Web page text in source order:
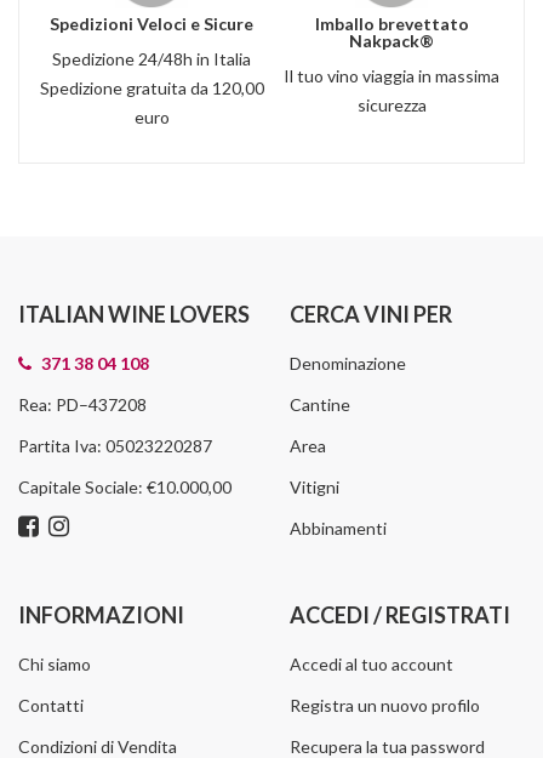
Spedizioni Veloci e Sicure
Spedizione 24/48h in Italia
Spedizione gratuita da 120,00
euro
Imballo brevettato
Nakpack®
Il tuo vino viaggia in massima
sicurezza
ITALIAN WINE LOVERS
371 38 04 108
Rea: PD–437208
Partita Iva: 05023220287
Capitale Sociale: €10.000,00
CERCA VINI PER
Denominazione
Cantine
Area
Vitigni
Abbinamenti
INFORMAZIONI
Chi siamo
Contatti
Condizioni di Vendita
ACCEDI / REGISTRATI
Accedi al tuo account
Registra un nuovo profilo
Recupera la tua password